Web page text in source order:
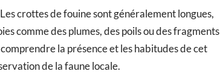
crottes de fouine sont généralement longues,
comme des plumes, des poils ou des fragments
la présence et les habitudes de cet
de la faune locale.